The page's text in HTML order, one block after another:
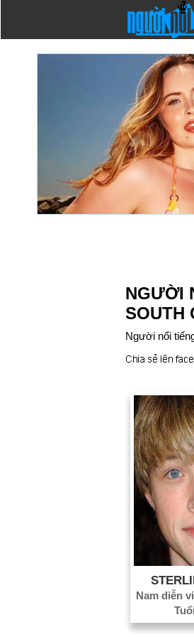
NGƯỜI
SOUTH
Người nổi